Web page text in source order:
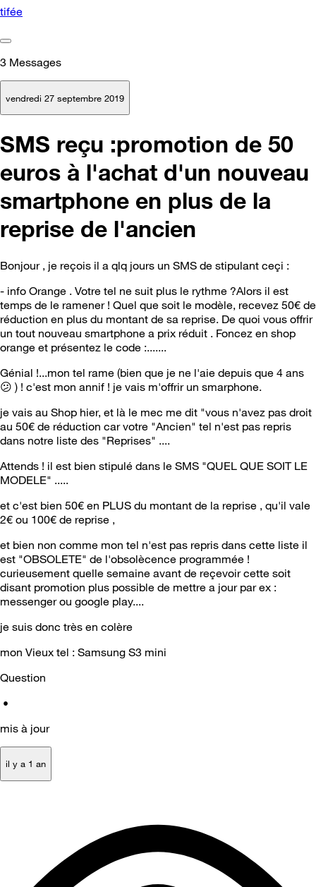
tifée
3 Messages
vendredi 27 septembre 2019
SMS reçu :promotion de 50
euros à l'achat d'un nouveau
smartphone en plus de la
reprise de l'ancien
Bonjour , je reçois il a qlq jours un SMS de stipulant ceçi :
- info Orange . Votre tel ne suit plus le rythme ?Alors il est
temps de le ramener ! Quel que soit le modèle, recevez 50€ de
réduction en plus du montant de sa reprise. De quoi vous offrir
un tout nouveau smartphone a prix réduit . Foncez en shop
orange et présentez le code :.......
Génial !...mon tel rame (bien que je ne l'aie depuis que 4 ans
😕 ) ! c'est mon annif ! je vais m'offrir un smarphone.
je vais au Shop hier, et là le mec me dit "vous n'avez pas droit
au 50€ de réduction car votre "Ancien" tel n'est pas repris
dans notre liste des "Reprises" ....
Attends ! il est bien stipulé dans le SMS "QUEL QUE SOIT LE
MODELE" .....
et c'est bien 50€ en PLUS du montant de la reprise , qu'il vale
2€ ou 100€ de reprise ,
et bien non comme mon tel n'est pas repris dans cette liste il
est "OBSOLETE" de l'obsolècence programmée !
curieusement quelle semaine avant de reçevoir cette soit
disant promotion plus possible de mettre a jour par ex :
messenger ou google play....
je suis donc très en colère
mon Vieux tel : Samsung S3 mini
Question
•
mis à jour
il y a 1 an